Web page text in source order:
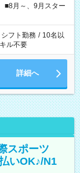
望を教えてください
40時間を超える場
■8月～、9月スター
シフト勤務 / 10名以
ル不要
詳細へ
スポーツ
いOK♪/N1